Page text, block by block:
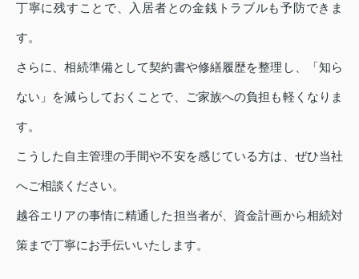
丁寧に残すことで、入居者との金銭トラブルも予防できま
す。
さらに、相続準備として契約書や修繕履歴を整理し、「知ら
ない」を減らしておくことで、ご家族への負担も軽くなりま
す。
こうした自主管理の手間や不安を感じている方は、ぜひ当社
へご相談ください。
越谷エリアの事情に精通した担当者が、資金計画から相続対
策まで丁寧にお手伝いいたします。